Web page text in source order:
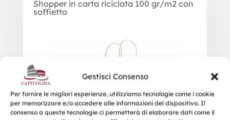
Gestisci Consenso
Per fornire le migliori esperienze, utilizziamo tecnologie come i cookie
per memorizzare e/o accedere alle informazioni del dispositivo. Il
consenso a queste tecnologie ci permetterà di elaborare dati come il
Shopper in carta riciclata 100 gr/m2 con
soffietto